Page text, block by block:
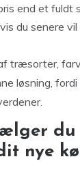
end et fuldt
du senere
træsorter,
løsning,
nye